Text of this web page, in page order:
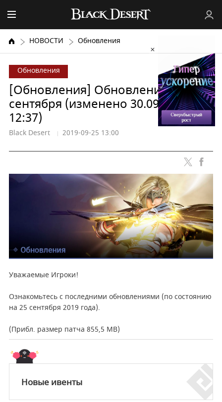
НОВОСТИ Обновления
Обновления
[Обновления] Обновления от 25
сентября (изменено 30.09.2019 г. в
12:37)
Black Desert 2019-09-25 13:00
Уважаемые Игроки!
Ознакомьтесь с последними обновлениями (по состоянию
на 25 сентября 2019 года).
(Прибл. размер патча 855,5 MB)
Новые ивенты